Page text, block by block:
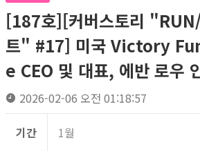
[187호][커버스토리
트" #17] 미국 Victory
e CEO 및 대표, 에반 로우
2026-02-06 오전 01:18:57
기간 1월